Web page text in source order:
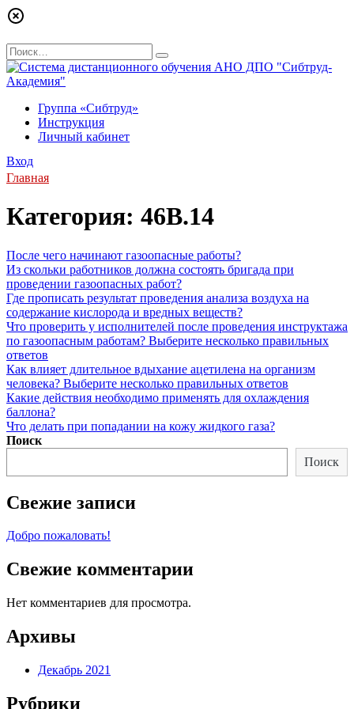
Перейти
к
содержанию
Search
for:
Группа «Сибтруд»
Инструкция
Личный кабинет
Вход
Главная
Категория: 46В.14
После чего начинают газоопасные работы?
Из скольки работников должна состоять бригада при
проведении газоопасных работ?
Где прописать результат проведения анализа воздуха на
содержание кислорода и вредных веществ?
Что проверить у исполнителей после проведения инструктажа
по газоопасным работам? Выберите несколько правильных
ответов
Как влияет длительное вдыхание ацетилена на организм
человека? Выберите несколько правильных ответов
Какие действия необходимо применять для охлаждения
баллона?
Что делать при попадании на кожу жидкого газа?
Поиск
Поиск
Свежие записи
Добро пожаловать!
Свежие комментарии
Нет комментариев для просмотра.
Архивы
Декабрь 2021
Рубрики